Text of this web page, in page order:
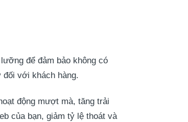
để đảm bảo không có
đối với khách hàng.
động mượt mà, tăng trải
của bạn, giảm tỷ lệ thoát và